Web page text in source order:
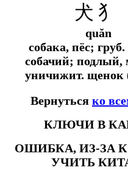
犬 犭
quǎn
собака, пёс; груб.
собачий; подлый,
уничижит. щенок
Вернуться ко
КЛЮЧИ В
ОШИБКА, ИЗ-ЗА
УЧИТЬ